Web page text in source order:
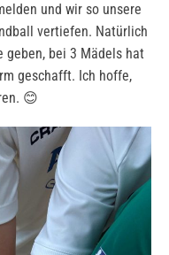
und wir so unsere
vertiefen. Natürlich
geben, bei 3 Mädels hat
geschafft. Ich hoffe,
😊